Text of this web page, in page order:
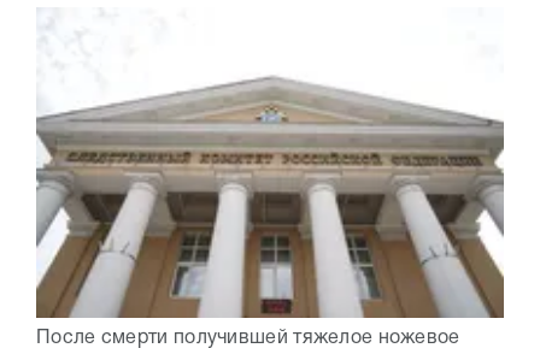
После смерти получившей тяжелое ножевое